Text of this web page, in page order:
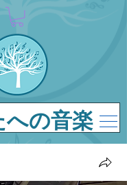
への音楽